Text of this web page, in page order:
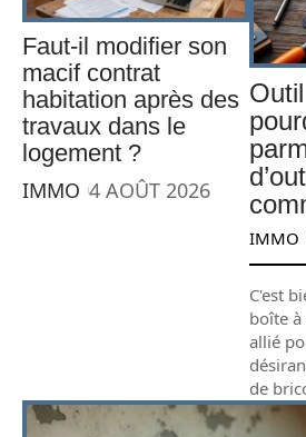
Faut-il modifier son
macif contrat
habitation après des
travaux dans le
logement ?
IMMO 4 AOÛT 2026
IMMO
C'est
boîte
allié
de